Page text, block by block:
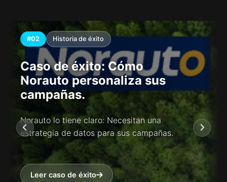
#02 Historia de éxito
Caso de éxito: Cómo
Norauto personaliza sus
campañas.
Norauto lo tiene claro: Necesitan una
estrategia de datos para sus campañas.
Leer caso de éxito